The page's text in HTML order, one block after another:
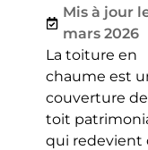
Mis à jour
mars 2026
La toiture en
chaume est
couverture de
toit
qui redevient